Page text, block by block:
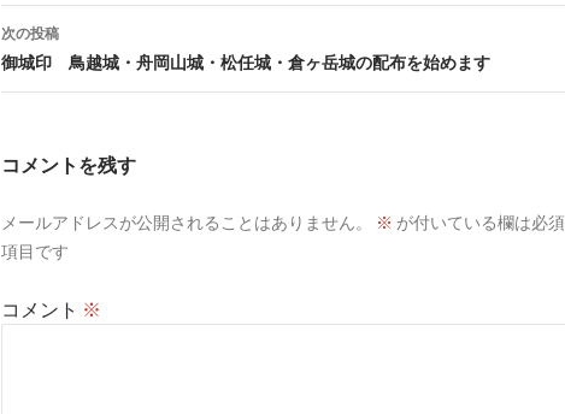
ナ
ビ
ゲ
ョ
次の投稿
御城印 鳥越城・舟岡山城・松任城・倉ヶ岳城の配布を始めます
コメントを残す
メールアドレスが公開されることはありません。 ※ が付いている欄は必須
項目です
コメント ※